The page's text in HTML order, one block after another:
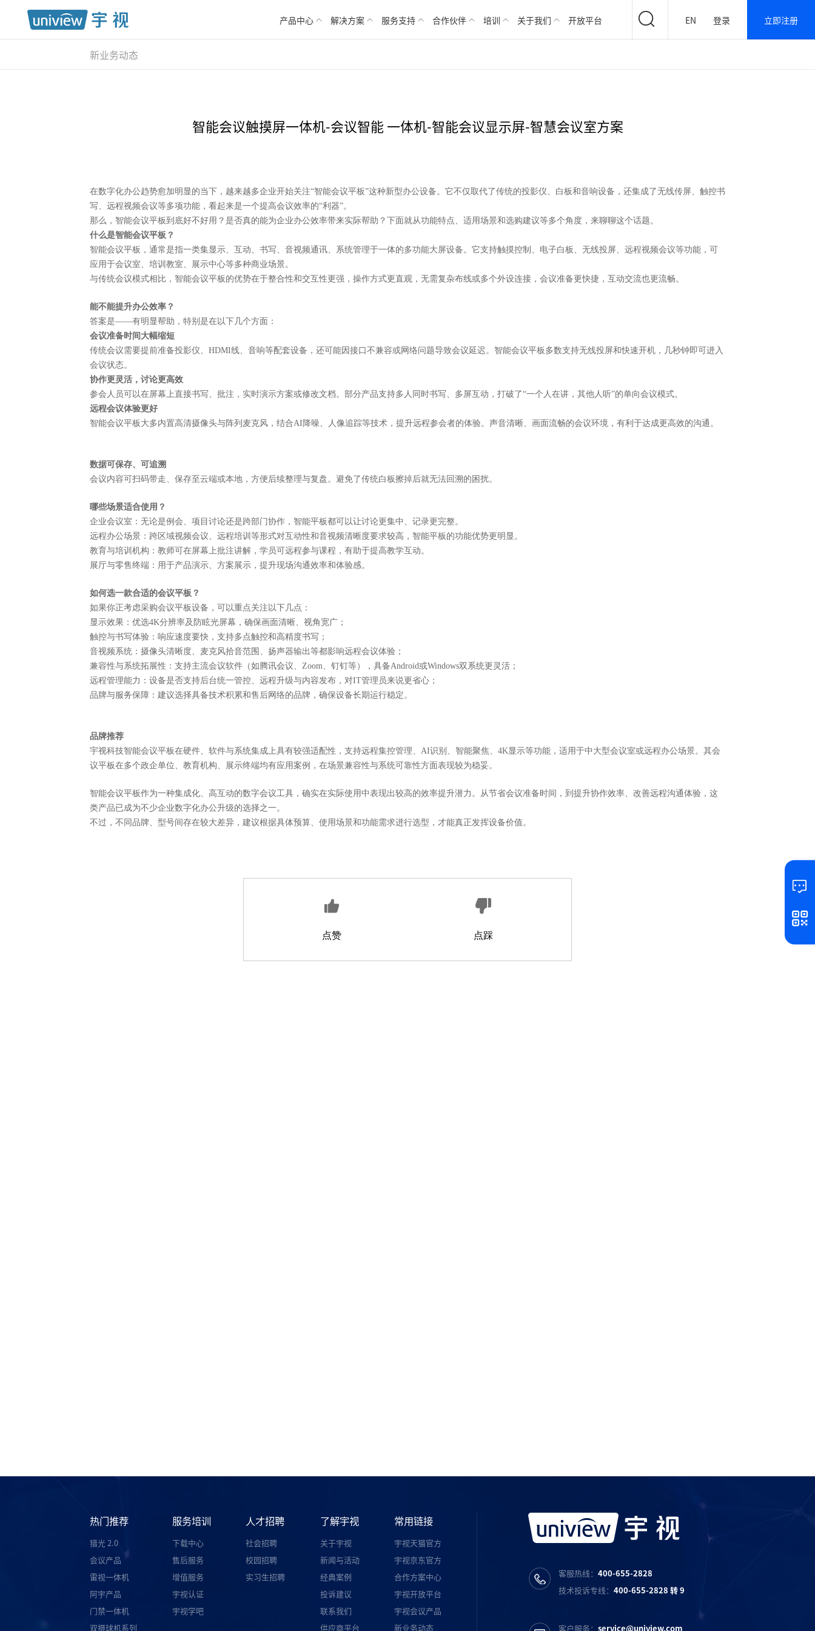
产品中心 解决方案 服务支持 合作伙伴 培训 关于我们 开放平台 EN 登录 立即注册
新业务动态
智能会议触摸屏一体机-会议智能 一体机-智能会议显示屏-智慧会议室方案
在数字化办公趋势愈加明显的当下，越来越多企业开始关注“智能会议平板”这种新型办公设备。它不仅取代了传统的投影仪、白板和音响设备，还集成了无线传屏、触控书
写、远程视频会议等多项功能，看起来是一个提高会议效率的“利器”。
那么，智能会议平板到底好不好用？是否真的能为企业办公效率带来实际帮助？下面就从功能特点、适用场景和选购建议等多个角度，来聊聊这个话题。
什么是智能会议平板？
智能会议平板，通常是指一类集显示、互动、书写、音视频通讯、系统管理于一体的多功能大屏设备。它支持触摸控制、电子白板、无线投屏、远程视频会议等功能，可
应用于会议室、培训教室、展示中心等多种商业场景。
与传统会议模式相比，智能会议平板的优势在于整合性和交互性更强，操作方式更直观，无需复杂布线或多个外设连接，会议准备更快捷，互动交流也更流畅。
能不能提升办公效率？
答案是——有明显帮助，特别是在以下几个方面：
会议准备时间大幅缩短
传统会议需要提前准备投影仪、 HDMI线、音响等配套设备，还可能因接口不兼容或网络问题导致会议延迟。智能会议平板多数支持无线投屏和快速开机，几秒钟即可进入
会议状态。
协作更灵活，讨论更高效
参会人员可以在屏幕上直接书写、批注，实时演示方案或修改文档。部分产品支持多人同时书写、多屏互动，打破了“一个人在讲，其他人听”的单向会议模式。
远程会议体验更好
智能会议平板大多内置高清摄像头与阵列麦克风，结合AI降噪、人像追踪等技术，提升远程参会者的体验。声音清晰、画面流畅的会议环境，有利于达成更高效的沟通。
数据可保存、可追溯
会议内容可扫码带走、保存至云端或本地，方便后续整理与复盘。避免了传统白板擦掉后就无法回溯的困扰。
哪些场景适合使用？
企业会议室：无论是例会、项目讨论还是跨部门协作，智能平板都可以让讨论更集中、记录更完整。
远程办公场景：跨区域视频会议、远程培训等形式对互动性和音视频清晰度要求较高，智能平板的功能优势更明显。
教育与培训机构：教师可在屏幕上批注讲解，学员可远程参与课程，有助于提高教学互动。
展厅与零售终端：用于产品演示、方案展示，提升现场沟通效率和体验感。
如何选一款合适的会议平板？
如果你正考虑采购会议平板设备，可以重点关注以下几点：
显示效果：优选4K分辨率及防眩光屏幕，确保画面清晰、视角宽广；
触控与书写体验：响应速度要快，支持多点触控和高精度书写；
音视频系统：摄像头清晰度、麦克风拾音范围、扬声器输出等都影响远程会议体验；
兼容性与系统拓展性：支持主流会议软件（如腾讯会议、 Zoom、钉钉等），具备Android或Windows双系统更灵活；
远程管理能力：设备是否支持后台统一管控、远程升级与内容发布，对IT管理员来说更省心；
品牌与服务保障：建议选择具备技术积累和售后网络的品牌，确保设备长期运行稳定。
品牌推荐
宇视科技智能会议平板在硬件、软件与系统集成上具有较强适配性，支持远程集控管理、 AI识别、智能聚焦、4K显示等功能，适用于中大型会议室或远程办公场景。其会
议平板在多个政企单位、教育机构、展示终端均有应用案例， 在场景兼容性与系统可靠性方面表现较为稳妥。
智能会议平板作为一种集成化、高互动的数字会议工具，确实在实际使用中表现出较高的效率提升潜力。从节省会议准备时间，到提升协作效率、改善远程沟通体验，这
类产品已成为不少企业数字化办公升级的选择之一。
不过，不同品牌、型号间存在较大差异，建议根据具体预算、使用场景和功能需求进行选型，才能真正发挥设备价值。
热门推荐
猎光 2.0
会议产品
雷视一体机
阿宇产品
门禁一体机
双摄球机系列
服务培训
下载中心
售后服务
增值服务
宇视认证
宇视学吧
人才招聘
社会招聘
校园招聘
实习生招聘
了解宇视
关于宇视
新闻与活动
经典案例
投诉建议
联系我们
供应商平台
常用链接
宇视天猫官方
宇视京东官方
合作方案中心
宇视开放平台
宇视会议产品
新业务动态
客服热线：400-655-2828
技术投诉专线：400-655-2828 转 9
客户服务：service@uniview.com